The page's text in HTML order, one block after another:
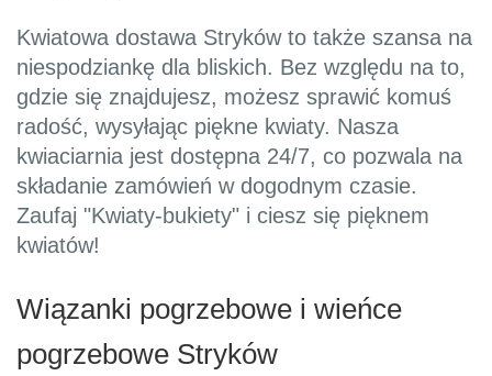
Kwiatowa dostawa Stryków to także szansa na
niespodziankę dla bliskich. Bez względu na to,
gdzie się znajdujesz, możesz sprawić komuś
radość, wysyłając piękne kwiaty. Nasza
kwiaciarnia jest dostępna 24/7, co pozwala na
składanie zamówień w dogodnym czasie.
Zaufaj "Kwiaty-bukiety" i ciesz się pięknem
kwiatów!
Wiązanki pogrzebowe i wieńce
pogrzebowe Stryków